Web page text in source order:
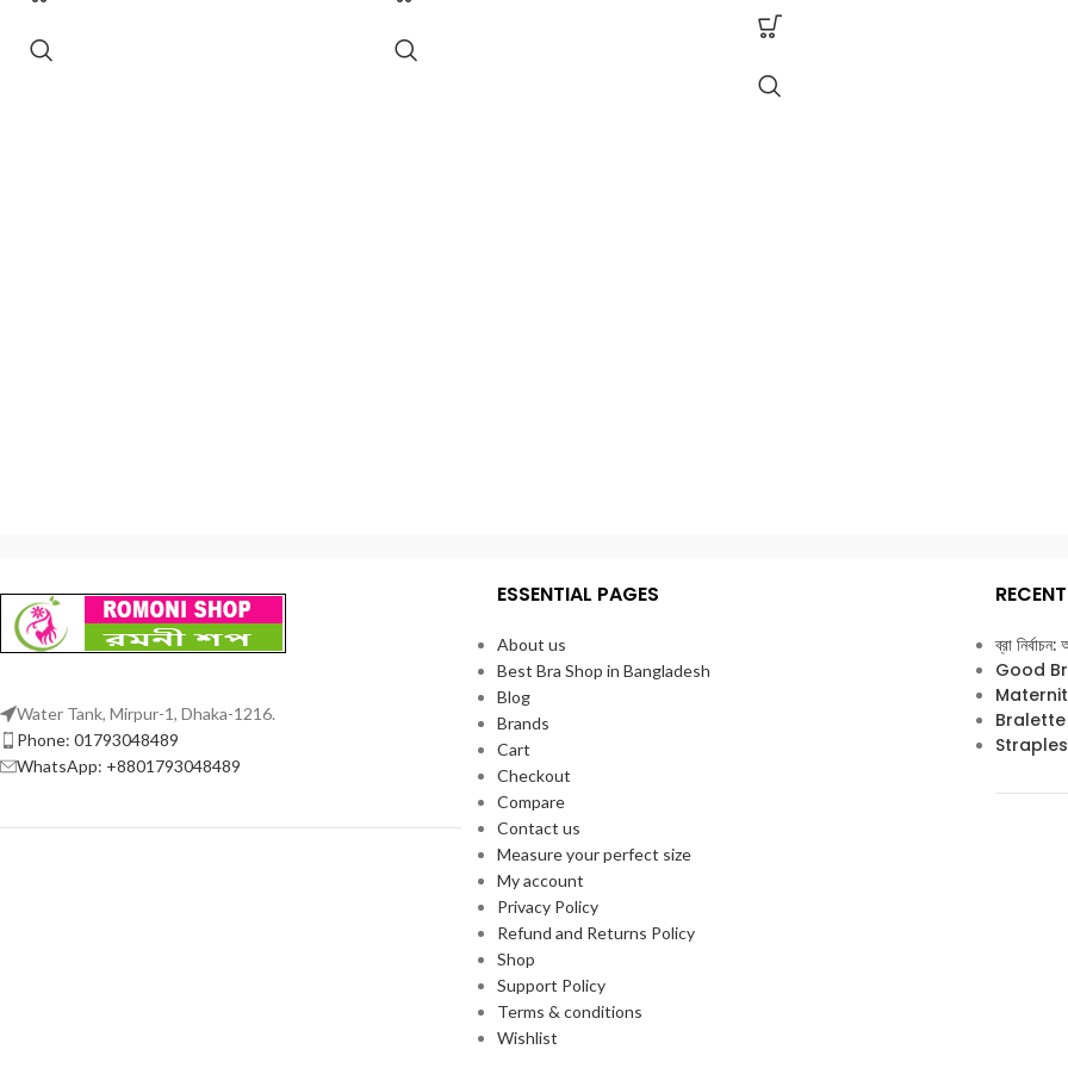
Water Tank, Mirpur-1, Dhaka-1216.
Phone: 01793048489
WhatsApp: +8801793048489
ESSENTIAL PAGES
About us
Best Bra Shop in Bangladesh
Blog
Brands
Cart
Checkout
Compare
Contact us
Measure your perfect size
My account
Privacy Policy
Refund and Returns Policy
Shop
Support Policy
Terms & conditions
Wishlist
ব্রা
Good Bra
Maternity
Bralette
Strapless